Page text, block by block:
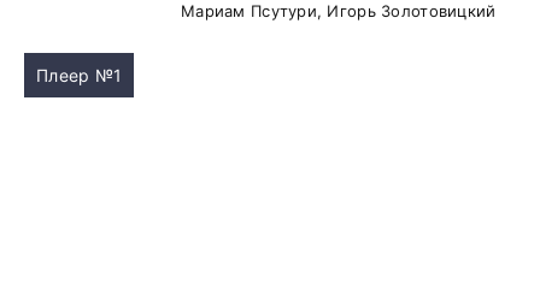
Мариам Псутури, Игорь Золотовицкий
Плеер №1